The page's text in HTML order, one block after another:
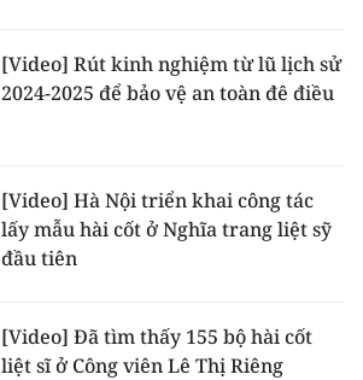
[Video] Rút kinh nghiệm từ lũ lịch sử
2024-2025 để bảo vệ an toàn đê điều
[Video] Hà Nội triển khai công tác
lấy mẫu hài cốt ở Nghĩa trang liệt sỹ
đầu tiên
[Video] Đã tìm thấy 155 bộ hài cốt
liệt sĩ ở Công viên Lê Thị Riêng